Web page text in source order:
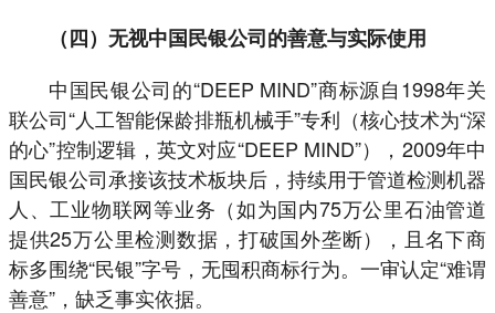
（四）无视中国民银公司的善意与实际使用
中国民银公司的“DEEP MIND”商标源自1998年关
联公司“人工智能保龄排瓶机械手”专利（核心技术为“深
的心”控制逻辑，英文对应“DEEP MIND”），2009年中
国民银公司承接该技术板块后，持续用于管道检测机器
人、工业物联网等业务（如为国内75万公里石油管道
提供25万公里检测数据，打破国外垄断），且名下商
标多围绕“民银”字号，无囤积商标行为。一审认定“难谓
善意”，缺乏事实依据。